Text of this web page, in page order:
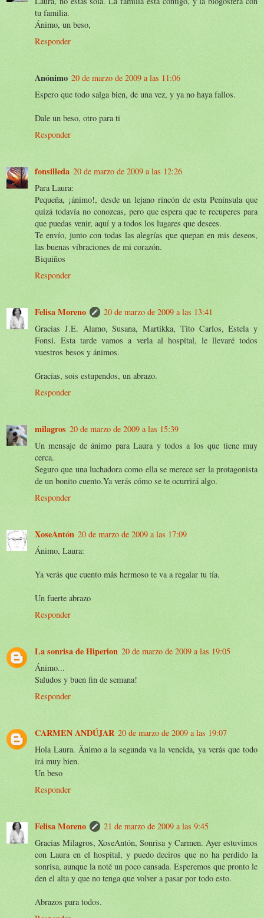
tu familia.
Ánimo, un beso,
Responder
Anónimo 20 de marzo de 2009 a las 11:06
Espero que todo salga bien, de una vez, y ya no haya fallos.
Dale un beso, otro para ti
Responder
fonsilleda 20 de marzo de 2009 a las 12:26
Para Laura:
Pequeña, ¡ánimo!, desde un lejano rincón de esta Península que
quizá todavía no conozcas, pero que espera que te recuperes para
que puedas venir, aquí y a todos los lugares que desees.
Te envío, junto con todas las alegrías que quepan en mis deseos,
las buenas vibraciones de mi corazón.
Biquiños
Responder
Felisa Moreno
20 de marzo de 2009 a las 13:41
Gracias J.E. Alamo, Susana, Martikka, Tito Carlos, Estela y
Fonsi. Esta tarde vamos a verla al hospital, le llevaré todos
vuestros besos y ánimos.
Gracias, sois estupendos, un abrazo.
Responder
milagros 20 de marzo de 2009 a las 15:39
Un mensaje de ánimo para Laura y todos a los que tiene muy
cerca.
Seguro que una luchadora como ella se merece ser la protagonista
de un bonito cuento.Ya verás cómo se te ocurrirá algo.
Responder
XoseAntón 20 de marzo de 2009 a las 17:09
Ánimo, Laura:
Ya verás que cuento más hermoso te va a regalar tu tía.
Un fuerte abrazo
Responder
La sonrisa de Hiperion 20 de marzo de 2009 a las 19:05
Ánimo...
Saludos y buen fin de semana!
Responder
CARMEN ANDÚJAR 20 de marzo de 2009 a las 19:07
Hola Laura. Änimo a la segunda va la vencida, ya verás que todo
irá muy bien.
Un beso
Responder
Felisa Moreno
21 de marzo de 2009 a las 9:45
Gracias Milagros, XoseAntón, Sonrisa y Carmen. Ayer estuvimos
con Laura en el hospital, y puedo deciros que no ha perdido la
sonrisa, aunque la noté un poco cansada. Esperemos que pronto le
den el alta y que no tenga que volver a pasar por todo esto.
Abrazos para todos.